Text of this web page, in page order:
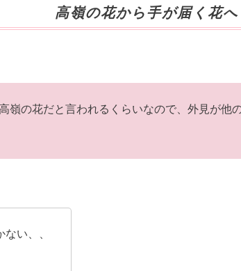
高嶺の花から手が届く花へ
嶺の花だと言われるくらいなので、外見が他
い、、